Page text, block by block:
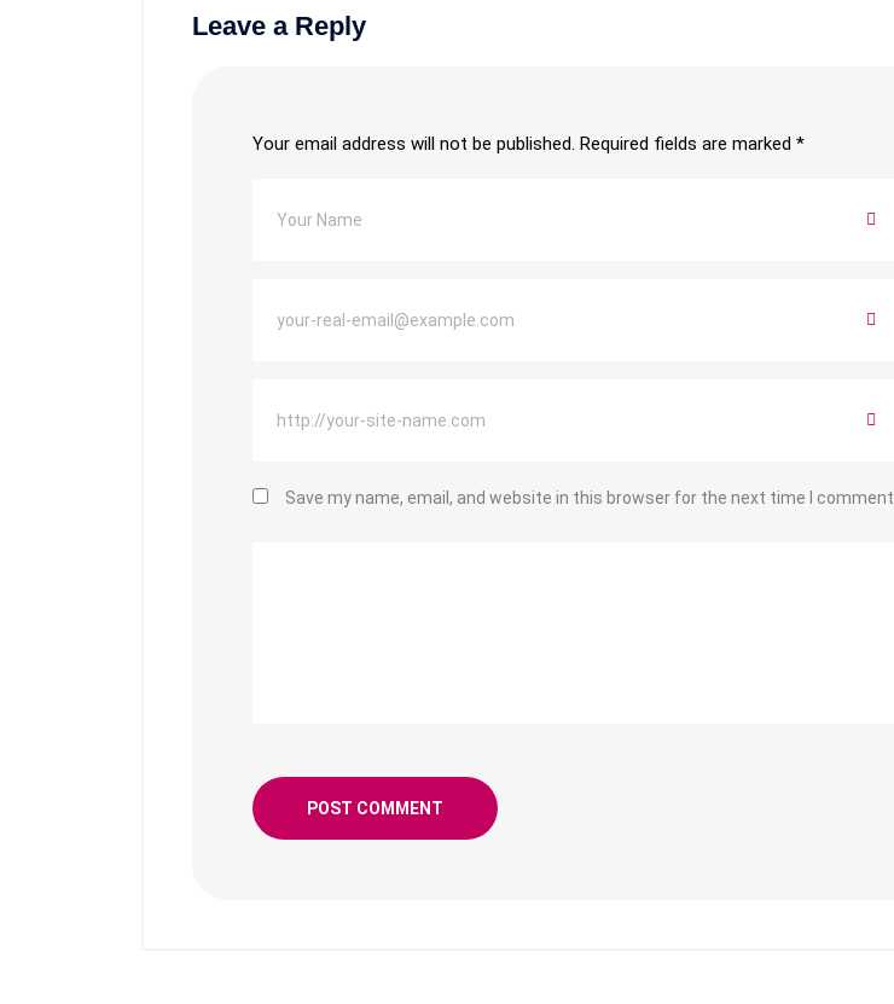
Leave a Reply
Your email address will not be published. Required fields are marked *
Save my name, email, and website in this browser for the next time I comment.